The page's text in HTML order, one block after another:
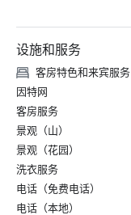
设施和服务
客房特色和来宾服务
因特网
客房服务
景观（山）
景观（花园）
洗衣服务
电话（免费电话）
电话（本地）